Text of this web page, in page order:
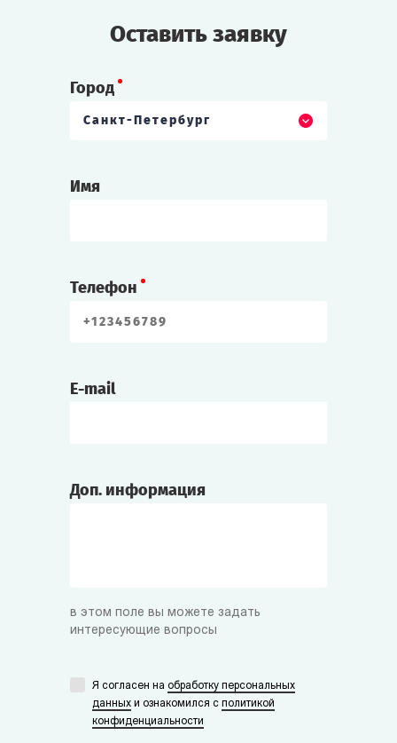
Оставить заявку
Город
Санкт-Петербург
Имя
Телефон
E-mail
Доп. информация
в этом поле вы можете задать
интересующие вопросы
Я согласен на обработку персональных
данных и ознакомился с политикой
конфиденциальности